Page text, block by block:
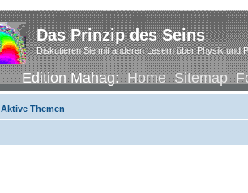
Das Prinzip des Seins
Diskutieren Sie mit anderen Lesern über Physik und
Edition Mahag:Home Sitemap
Aktive Themen